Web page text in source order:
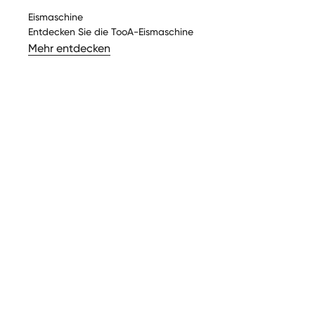
Eismaschine
Entdecken Sie die TooA-Eismaschine
Mehr entdecken